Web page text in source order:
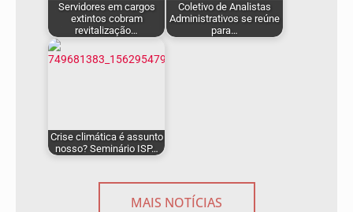
Servidores em cargos
extintos cobram
revitalização…
Coletivo de Analistas
Administrativos se reúne
para…
Crise climática é assunto
nosso? Seminário ISP…
MAIS NOTÍCIAS